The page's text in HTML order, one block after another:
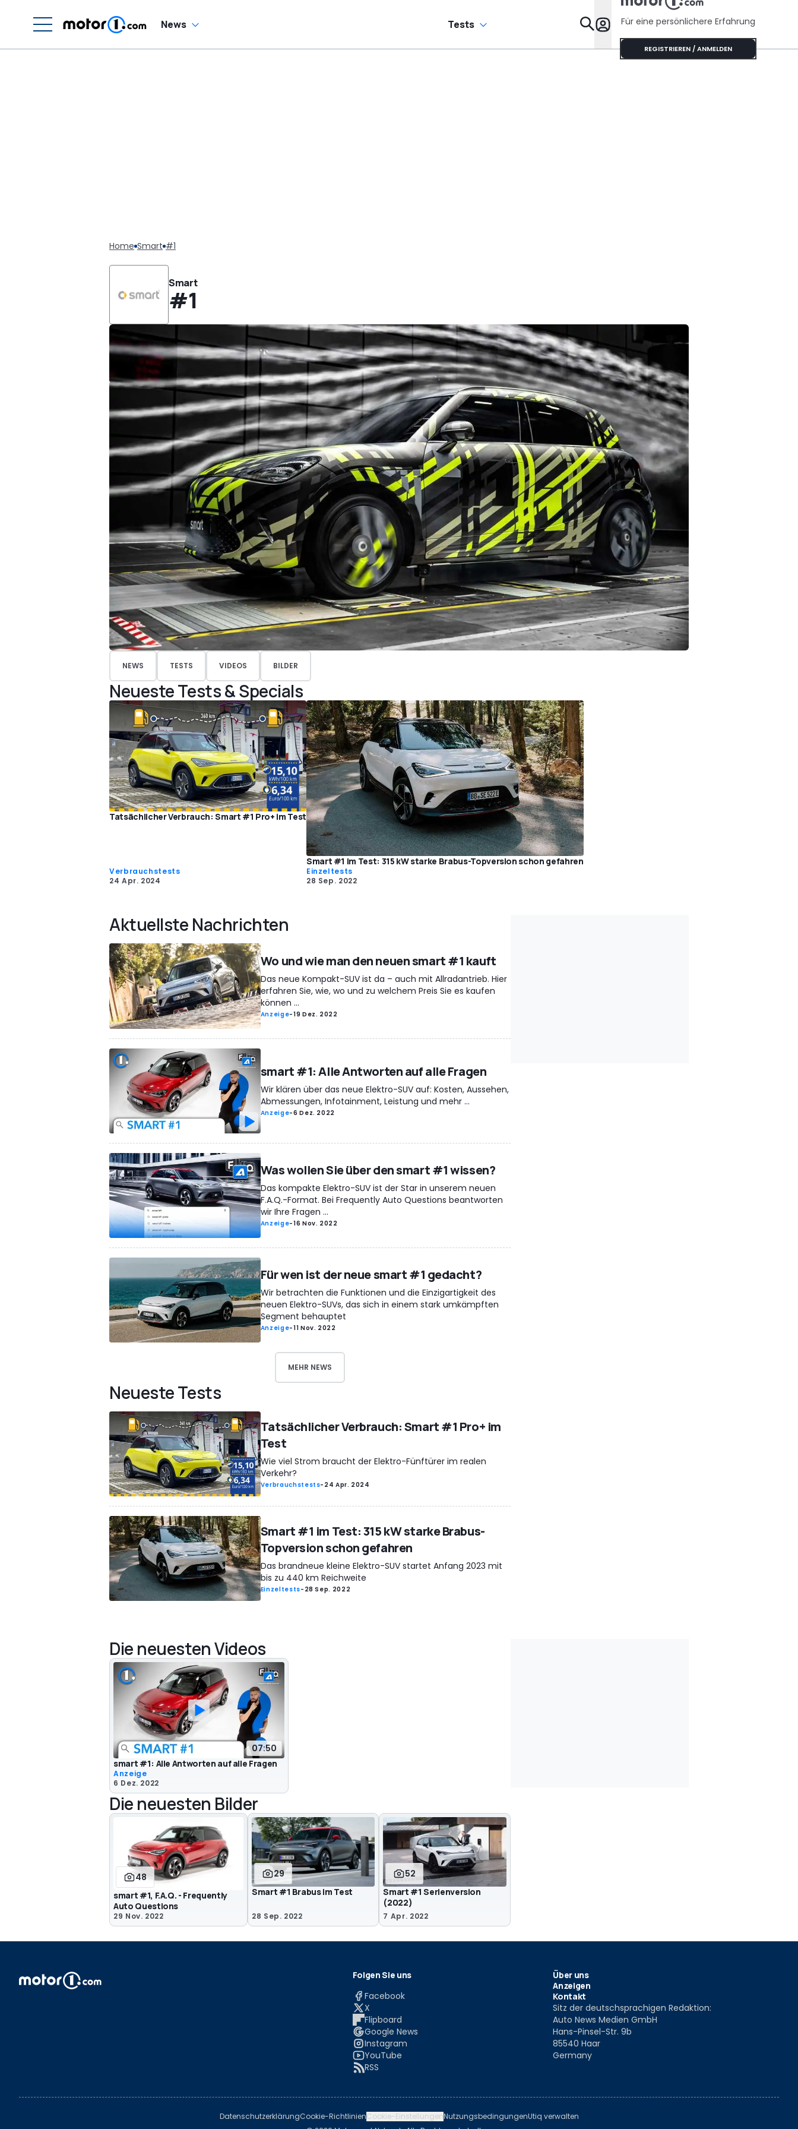
News Tests Specials
Für eine persönlichere Erfahrung
REGISTRIEREN / ANMELDEN
Home Smart #1
Smart
#1
NEWS TESTS VIDEOS BILDER
Neueste Tests & Specials
Tatsächlicher Verbrauch: Smart #1 Pro+ im Test
Verbrauchstests
24 Apr. 2024
Smart #1 im Test: 315 kW starke Brabus-Topversion schon gefahren
Einzeltests
28 Sep. 2022
Aktuellste Nachrichten
Wo und wie man den neuen smart #1 kauft
Das neue Kompakt-SUV ist da – auch mit Allradantrieb. Hier
erfahren Sie, wie, wo und zu welchem Preis Sie es kaufen
können ...
Anzeige-19 Dez. 2022
smart #1: Alle Antworten auf alle Fragen
Wir klären über das neue Elektro-SUV auf: Kosten, Aussehen,
Abmessungen, Infotainment, Leistung und mehr ...
Anzeige-6 Dez. 2022
Was wollen Sie über den smart #1 wissen?
Das kompakte Elektro-SUV ist der Star in unserem neuen
F.A.Q.-Format. Bei Frequently Auto Questions beantworten
wir Ihre Fragen ...
Anzeige-16 Nov. 2022
Für wen ist der neue smart #1 gedacht?
Wir betrachten die Funktionen und die Einzigartigkeit des
neuen Elektro-SUVs, das sich in einem stark umkämpften
Segment behauptet
Anzeige-11 Nov. 2022
MEHR NEWS
Neueste Tests
Tatsächlicher Verbrauch: Smart #1 Pro+ im
Test
Wie viel Strom braucht der Elektro-Fünftürer im realen
Verkehr?
Verbrauchstests- 24 Apr. 2024
Smart #1 im Test: 315 kW starke Brabus-
Topversion schon gefahren
Das brandneue kleine Elektro-SUV startet Anfang 2023 mit
bis zu 440 km Reichweite
Einzeltests- 28 Sep. 2022
Die neuesten Videos
07:50
smart #1: Alle Antworten auf alle Fragen
Anzeige
6 Dez. 2022
Die neuesten Bilder
48
smart #1, F.A.Q. - Frequently
Auto Questions
29 Nov. 2022
29
Smart #1 Brabus im Test
28 Sep. 2022
52
Smart #1 Serienversion
(2022)
7 Apr. 2022
Folgen Sie uns
Facebook
X
Flipboard
Google News
Instagram
YouTube
RSS
Über uns
Anzeigen
Kontakt
Sitz der deutschsprachigen Redaktion:
Auto News Medien GmbH
Hans-Pinsel-Str. 9b
85540 Haar
Germany
DatenschutzerklärungCookie-RichtlinienCookie-EinstellungenNutzungsbedingungenUtiq verwalten